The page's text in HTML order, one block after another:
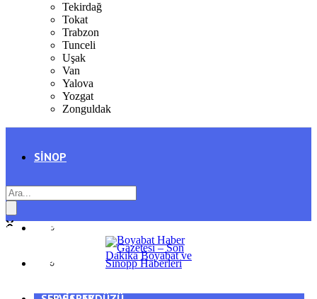
Tekirdağ
Tokat
Trabzon
Tunceli
Uşak
Van
Yalova
Yozgat
Zonguldak
SINOP
AYANCIK
GENEL
SPOR